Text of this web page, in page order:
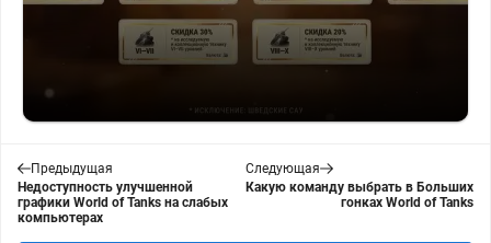
Предыдущая
Недоступность улучшенной
графики World of Tanks на слабых
компьютерах
Следующая
Какую команду выбрать в Больших
гонках World of Tanks